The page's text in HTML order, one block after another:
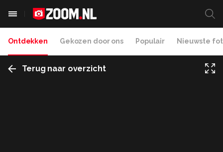
Ontdekken Gekozen door ons Populair Nieuwste
Terug naar overzicht